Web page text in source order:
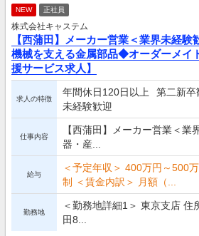
NEW 正社員
株式会社キャステム
【西蒲田】メーカー営業＜業界未経
機械を支える金属部品◆オーダーメイ
援サービス求人】
求人の特徴
年間休日120日以上 第二新卒
未経験歓迎
仕事内容
【西蒲田】メーカー営業＜業
器・産...
給与
＜予定年収＞ 400万円～500
制 ＜賃金内訳＞ 月額（...
勤務地
＜勤務地詳細1＞ 東京支店 住
田8...